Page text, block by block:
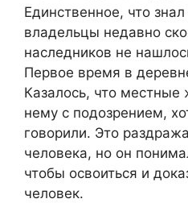
Единственное, что
владельцы недавно
наследников не
Первое время в
Казалось, что местные
нему с подозрением,
говорили. Это
человека, но он
чтобы освоиться и
человек.